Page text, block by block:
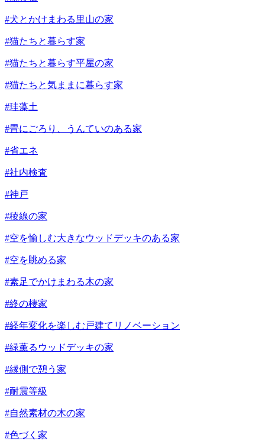
#犬とかけまわる里山の家
#猫たちと暮らす家
#猫たちと暮らす平屋の家
#猫たちと気ままに暮らす家
#珪藻土
#畳にごろり、うんていのある家
#省エネ
#社内検査
#神戸
#稜線の家
#空を愉しむ大きなウッドデッキのある家
#空を眺める家
#素足でかけまわる木の家
#終の棲家
#経年変化を楽しむ戸建てリノベーション
#緑薫るウッドデッキの家
#縁側で憩う家
#耐震等級
#自然素材の木の家
#色づく家